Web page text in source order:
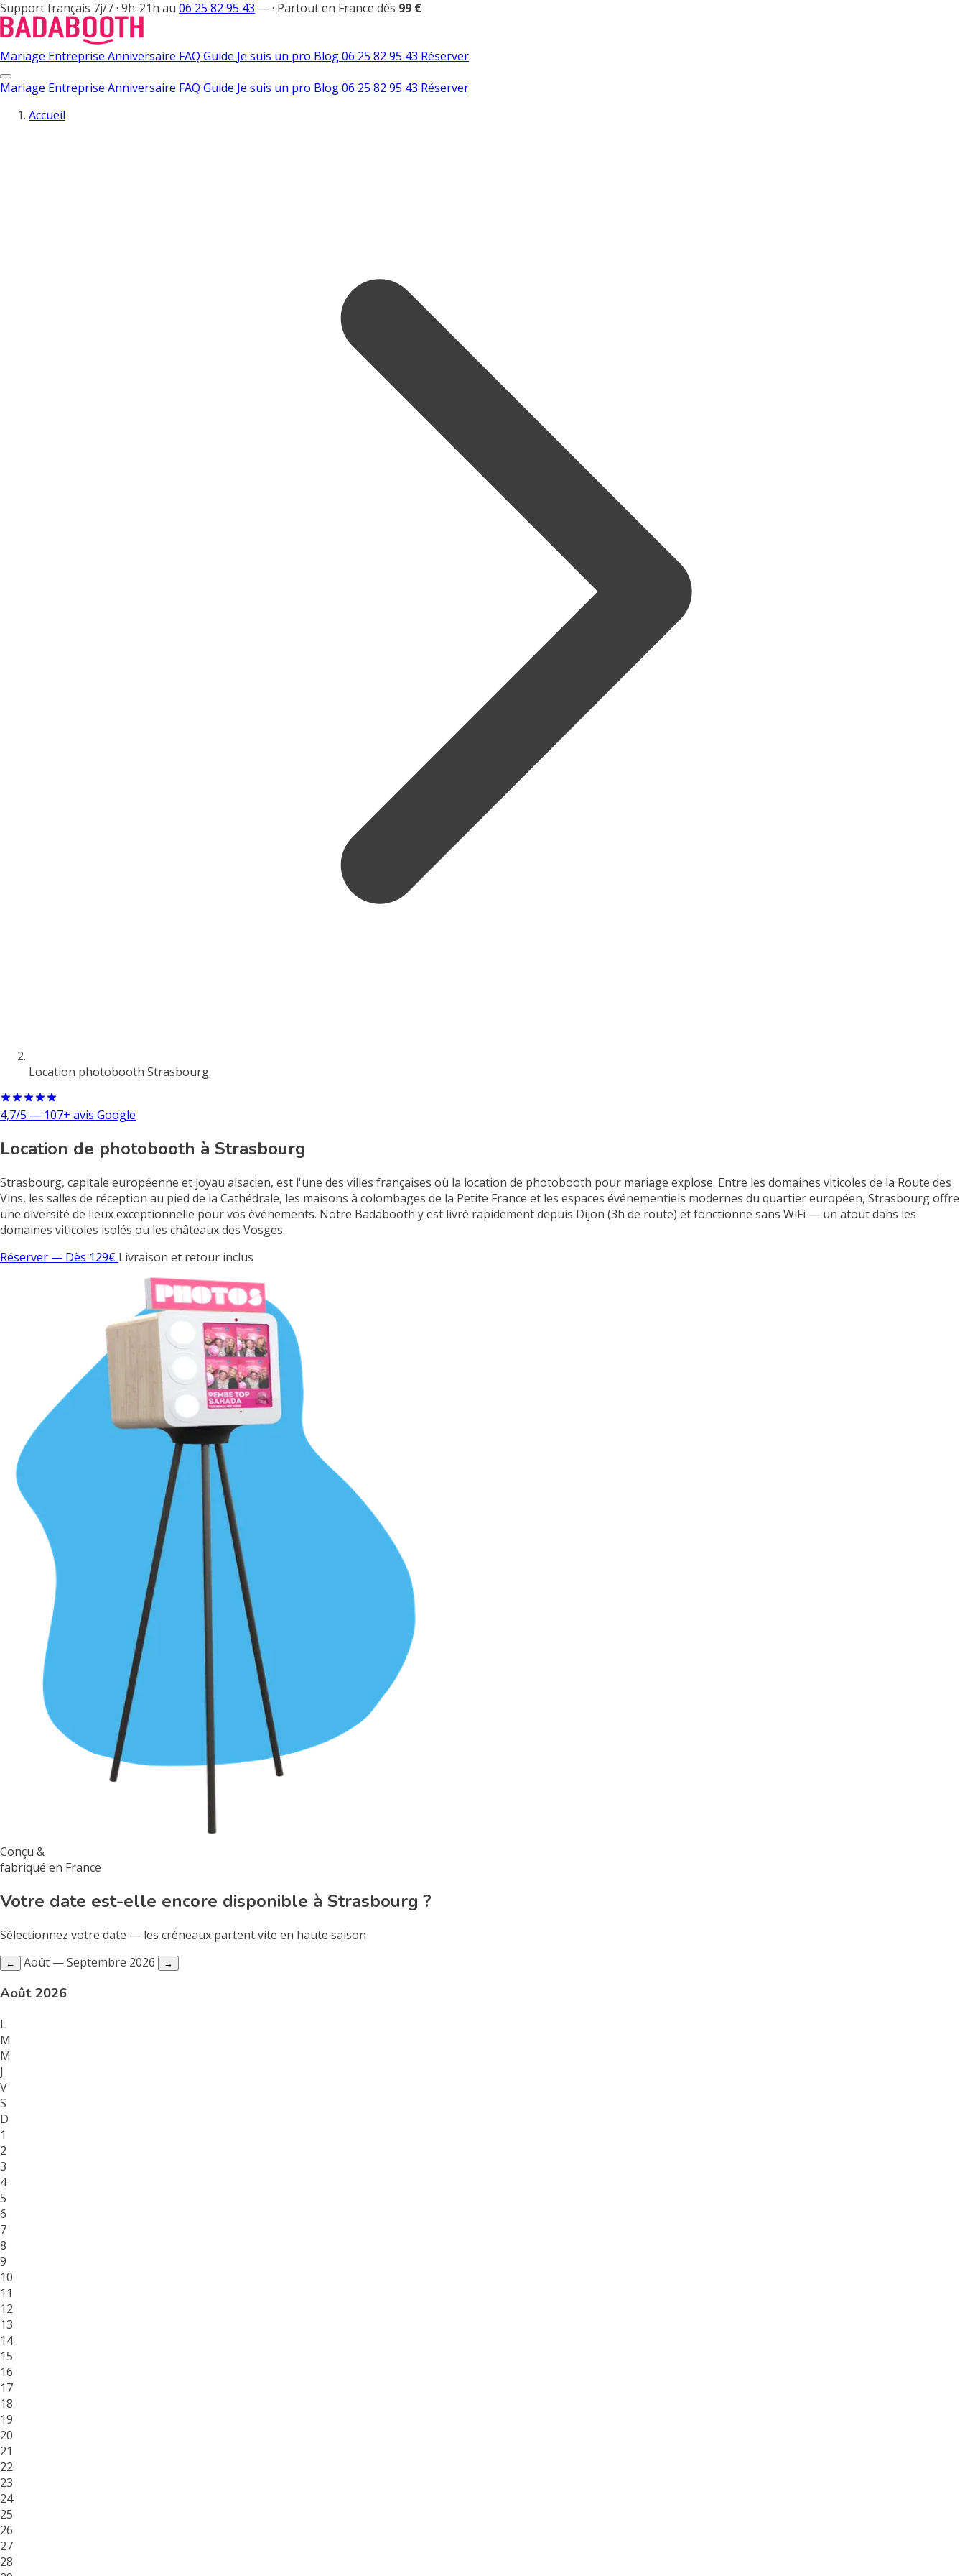
Support français 7j/7 · 9h-21h au 06 25 82 95 43 —· Partout en France dès 99 €
Mariage Entreprise Anniversaire FAQ Guide Je suis un pro Blog06 25 82 95 43 Réserver
Mariage Entreprise Anniversaire FAQ Guide Je suis un pro Blog06 25 82 95 43 Réserver
Accueil
Location photobooth Strasbourg
4,7/5 — 107+ avis Google
Location de photobooth à Strasbourg
Strasbourg, capitale européenne et joyau alsacien, est l'une des villes françaises où la location de photobooth pour mariage explose. Entre les domaines viticoles de la Route des
Vins, les salles de réception au pied de la Cathédrale, les maisons à colombages de la Petite France et les espaces événementiels modernes du quartier européen, Strasbourg offre
une diversité de lieux exceptionnelle pour vos événements. Notre Badabooth y est livré rapidement depuis Dijon (3h de route) et fonctionne sans WiFi — un atout dans les
domaines viticoles isolés ou les châteaux des Vosges.
Réserver — Dès 129€ Livraison et retour inclus
Conçu &
fabriqué en France
Votre date est-elle encore disponible à Strasbourg ?
Sélectionnez votre date — les créneaux partent vite en haute saison
← Août — Septembre 2026 →
Août 2026
L
M
M
J
V
S
D
1
2
3
4
5
6
7
8
9
10
11
12
13
14
15
16
17
18
19
20
21
22
23
24
25
26
27
28